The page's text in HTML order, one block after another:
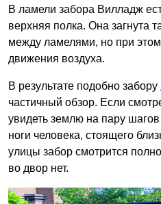
В ламели забора Вилладж
верхняя полка. Она загнута
между ламелями, но при этом
движения воздуха.
В результате подобно забору
частичный обзор. Если
увидеть землю на пару
ноги человека, стоящего
улицы забор смотрится
во двор нет.